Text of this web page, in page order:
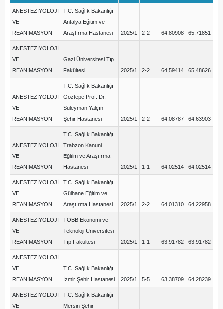
ANESTEZİYOLOJİ
VE
REANİMASYON
T.C. Sağlık Bakanlığı
Antalya Eğitim ve
Araştırma Hastanesi
2025/1 2-2 64,80908 65,71851
ANESTEZİYOLOJİ
VE
REANİMASYON
Gazi Üniversitesi Tıp
Fakültesi
2025/1 2-2 64,59414 65,48626
ANESTEZİYOLOJİ
VE
REANİMASYON
T.C. Sağlık Bakanlığı
Göztepe Prof. Dr.
Süleyman Yalçın
Şehir Hastanesi
2025/1 2-2 64,08787 64,63903
ANESTEZİYOLOJİ
VE
REANİMASYON
T.C. Sağlık Bakanlığı
Trabzon Kanuni
Eğitim ve Araştırma
Hastanesi
2025/1 1-1 64,02514 64,02514
ANESTEZİYOLOJİ
VE
REANİMASYON
T.C. Sağlık Bakanlığı
Gülhane Eğitim ve
Araştırma Hastanesi
2025/1 2-2 64,01310 64,22958
ANESTEZİYOLOJİ
VE
REANİMASYON
TOBB Ekonomi ve
Teknoloji Üniversitesi
Tıp Fakültesi
2025/1 1-1 63,91782 63,91782
ANESTEZİYOLOJİ
VE
REANİMASYON
T.C. Sağlık Bakanlığı
İzmir Şehir Hastanesi
2025/1 5-5 63,38709 64,28239
ANESTEZİYOLOJİ
VE
T.C. Sağlık Bakanlığı
Mersin Şehir